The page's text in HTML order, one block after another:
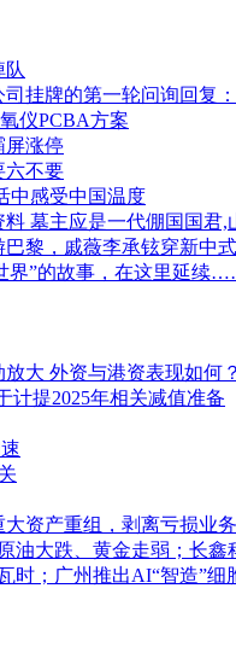
队
挂牌的第一轮问询回复
仪PCBA方案
屏涨停
六不要
中感受中国温度
墓主应是一代倗国国
巴黎，戚薇李承铉穿新中
界”的故事，在这里延续
大 外资与港资表现如何？
计提2025年相关减值准备
大资产重组，剥离亏损业
油大跌、黄金走弱；长
时；广州推出AI“智造”细